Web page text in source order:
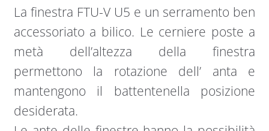
La finestra FTU-V U5 e un serramento ben
accessoriato a bilico. Le cerniere poste a
metà dell’altezza della finestra
permettono la rotazione dell’ anta e
mantengono il battentenella posizione
desiderata.